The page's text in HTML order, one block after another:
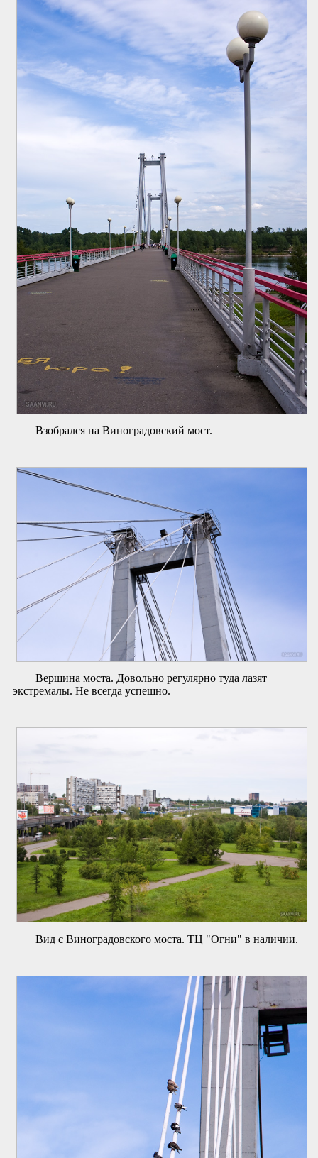
Взобрался на Виноградовский мост.
Вершина моста. Довольно регулярно туда лазят
экстремалы. Не всегда успешно.
Вид с Виноградовского моста. ТЦ "Огни" в наличии.